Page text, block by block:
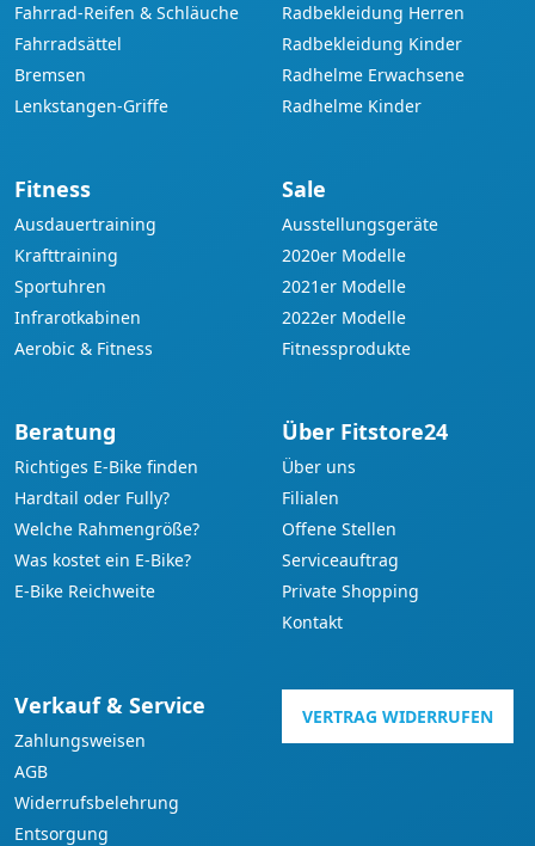
Fahrrad-Reifen & Schläuche
Fahrradsättel
Bremsen
Lenkstangen-Griffe
Radbekleidung Herren
Radbekleidung Kinder
Radhelme Erwachsene
Radhelme Kinder
Fitness
Ausdauertraining
Krafttraining
Sportuhren
Infrarotkabinen
Aerobic & Fitness
Sale
Ausstellungsgeräte
2020er Modelle
2021er Modelle
2022er Modelle
Fitnessprodukte
Beratung
Richtiges E-Bike finden
Hardtail oder Fully?
Welche Rahmengröße?
Was kostet ein E-Bike?
E-Bike Reichweite
Über Fitstore24
Über uns
Filialen
Offene Stellen
Serviceauftrag
Private Shopping
Kontakt
Verkauf & Service
Zahlungsweisen
AGB
Widerrufsbelehrung
Entsorgung
VERTRAG WIDERRUFEN